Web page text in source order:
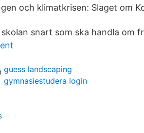
och klimatkrisen: Slaget om
snart som ska handla om
guess landscaping
gymnasiestudera login